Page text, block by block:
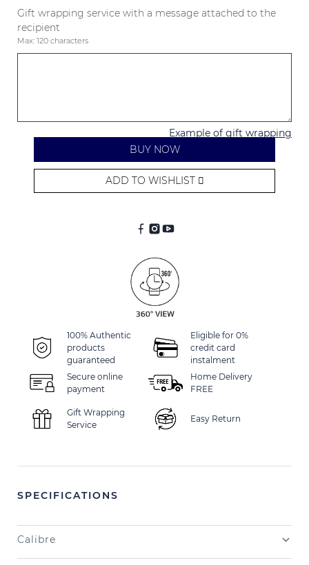
Gift wrapping service with a message attached to the
recipient
Max: 120 characters
Example of gift wrapping
BUY NOW
ADD TO WISHLIST
100% Authentic
products
guaranteed
Eligible for 0%
credit card
instalment
Secure online
payment
Home Delivery
FREE
Gift Wrapping
Service
Easy Return
SPECIFICATIONS
Calibre